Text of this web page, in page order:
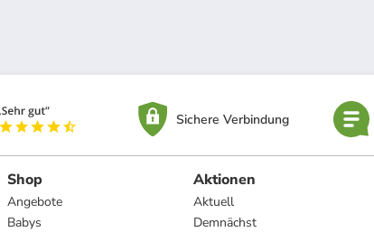
Sichere Verbindung
Shop
Angebote
Babys
Aktionen
Aktuell
Demnächst